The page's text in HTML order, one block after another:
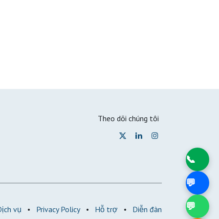
Theo dõi chúng tôi
vụ • Privacy Policy • Hỗ trợ • Diễn đàn
📞
💬
💬